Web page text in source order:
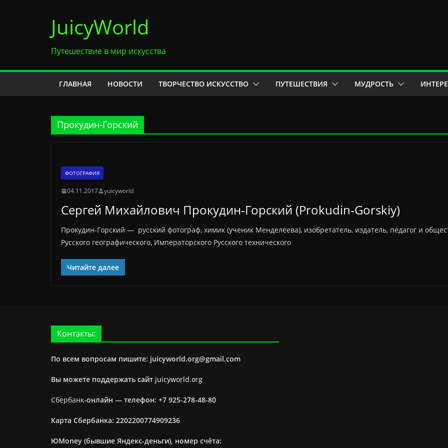
содержимомуJuicyWorld
Путешествие в мир искусства
ГЛАВНАЯ НОВОСТИ ТВОРЧЕСТВО ИСКУССТВО ПУТЕШЕСТВИЯ МУДРОСТЬ
Прокудин-Горский
ФОТОГРАФИЯ
04.11.2017 yuicyworld
Сергей Михайлович Прокудин-Горский (Prokudin-Gorskiy)
Прокудин-Горский — русский фотограф, химик (ученик Менделеева), изобретатель, издатель, педагог и
Русского географического, Императорского Русского технического
Читайте далее
Контакты:
По всем вопросам пишите: juicyworld.org@gmail.com
Вы можете поддержать сайт juicyworld.org
Сбербанк-онлайн — телефон: +7 925-278-48-80
Карта Сбербанка: 2202200774909236
ЮMoney (бывшие Яндекс-деньги), номер счёта: